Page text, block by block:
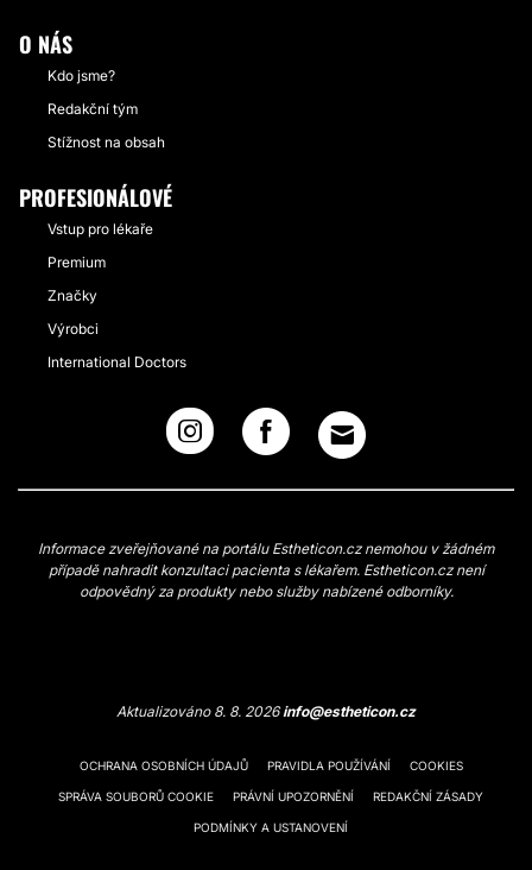
O NÁS
Kdo jsme?
Redakční tým
Stížnost na obsah
PROFESIONÁLOVÉ
Vstup pro lékaře
Premium
Značky
Výrobci
International Doctors
Informace zveřejňované na portálu Estheticon.cz nemohou v žádném
případě nahradit konzultaci pacienta s lékařem. Estheticon.cz není
odpovědný za produkty nebo služby nabízené odborníky.
Aktualizováno 8. 8. 2026info@estheticon.cz
OCHRANA OSOBNÍCH ÚDAJŮ PRAVIDLA POUŽÍVÁNÍ COOKIES
SPRÁVA SOUBORŮ COOKIE PRÁVNÍ UPOZORNĚNÍ REDAKČNÍ ZÁSADY
PODMÍNKY A USTANOVENÍ